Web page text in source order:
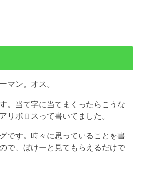
マン。オス。
。当て字に当てまくったらこうな
リボロスって書いてました。
です。時々に思っていることを書
で、ぼけーと見てもらえるだけで